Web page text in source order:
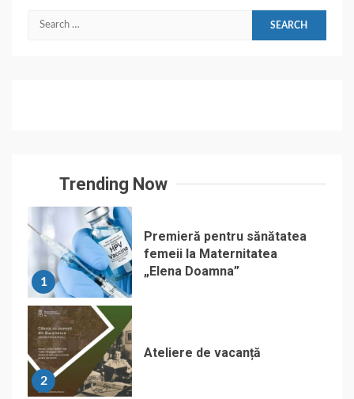
Search
Trending Now
1
Premieră pentru sănătatea
femeii la Maternitatea
„Elena Doamna”
2
Ateliere de vacanță